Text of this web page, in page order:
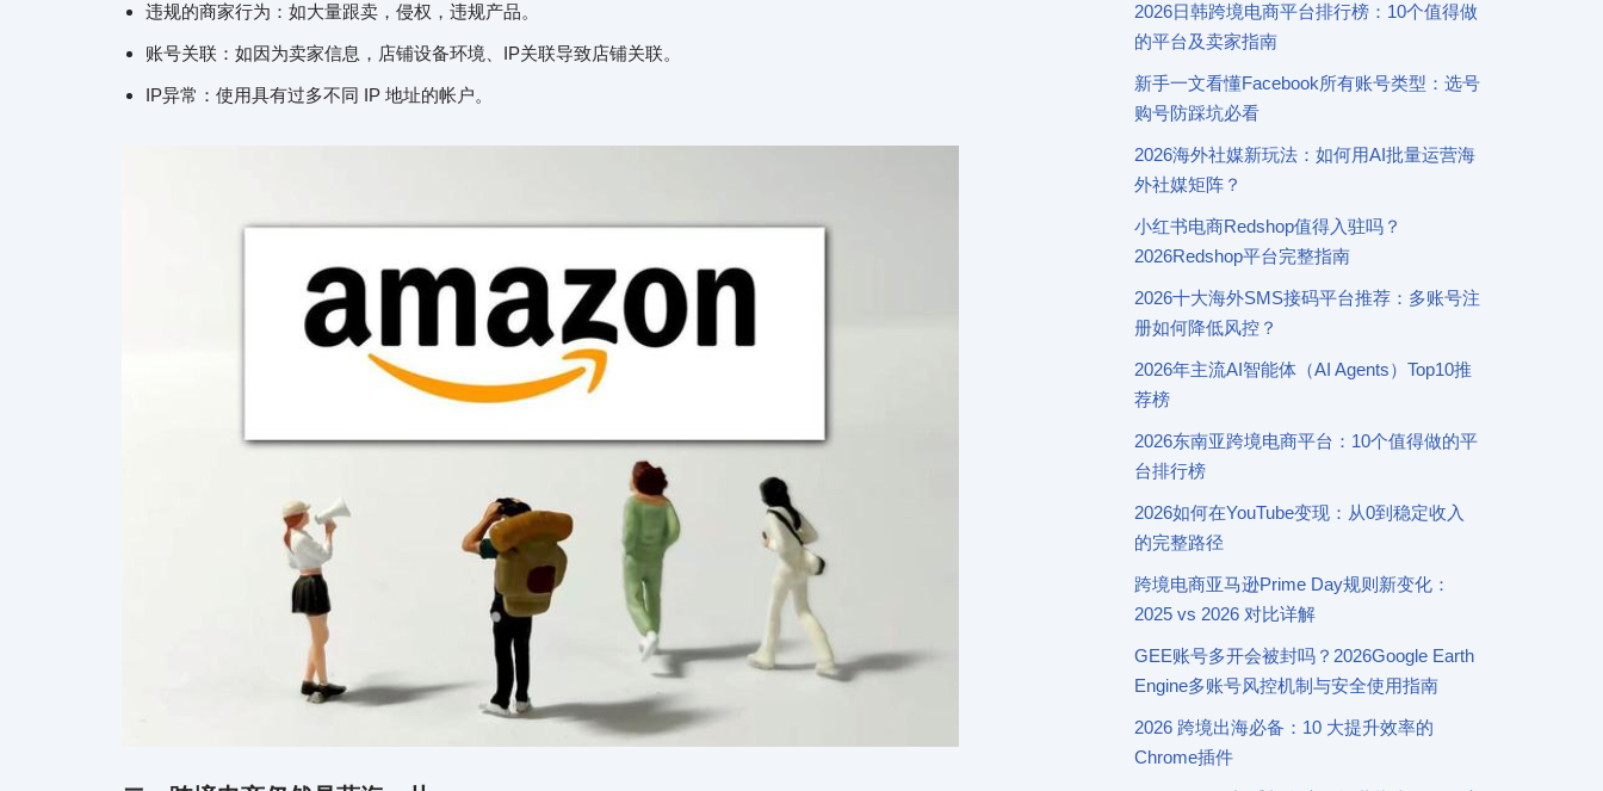
违规的商家行为：如大量跟卖，侵权，违规产品。
账号关联：如因为卖家信息，店铺设备环境、IP关联导致店铺关联。
IP异常：使用具有过多不同 IP 地址的帐户。
2026日韩跨境电商平台排行榜：10个值得做
的平台及卖家指南
新手一文看懂Facebook所有账号类型：选号
购号防踩坑必看
2026海外社媒新玩法：如何用AI批量运营海
外社媒矩阵？
小红书电商Redshop值得入驻吗？
2026Redshop平台完整指南
2026十大海外SMS接码平台推荐：多账号注
册如何降低风控？
2026年主流AI智能体（AI Agents）Top10推
荐榜
2026东南亚跨境电商平台：10个值得做的平
台排行榜
2026如何在YouTube变现：从0到稳定收入
的完整路径
跨境电商亚马逊Prime Day规则新变化：
2025 vs 2026 对比详解
GEE账号多开会被封吗？2026Google Earth
Engine多账号风控机制与安全使用指南
2026 跨境出海必备：10 大提升效率的
Chrome插件